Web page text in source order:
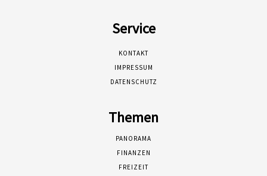
Service
KONTAKT
IMPRESSUM
DATENSCHUTZ
Themen
PANORAMA
FINANZEN
FREIZEIT